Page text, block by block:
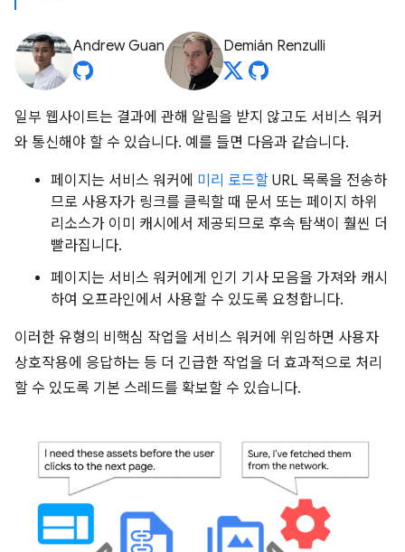
Andrew Guan Demián Renzulli
일부 웹사이트는 결과에 관해 알림을 받지 않고도 서비스 워커
와 통신해야 할 수 있습니다. 예를 들면 다음과 같습니다.
페이지는 서비스 워커에 미리 로드할 URL 목록을 전송하
므로 사용자가 링크를 클릭할 때 문서 또는 페이지 하위
리소스가 이미 캐시에서 제공되므로 후속 탐색이 훨씬 더
빨라집니다.
페이지는 서비스 워커에게 인기 기사 모음을 가져와 캐시
하여 오프라인에서 사용할 수 있도록 요청합니다.
이러한 유형의 비핵심 작업을 서비스 워커에 위임하면 사용자
상호작용에 응답하는 등 더 긴급한 작업을 더 효과적으로 처리
할 수 있도록 기본 스레드를 확보할 수 있습니다.